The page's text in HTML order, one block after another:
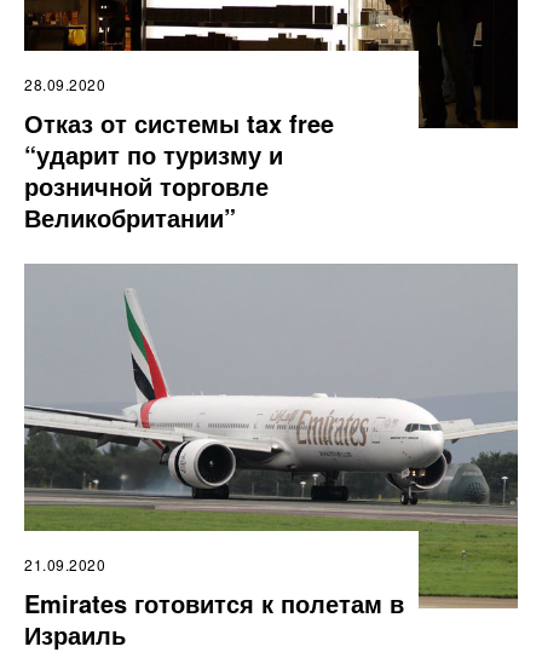
28.09.2020
Отказ от системы tax free
“ударит по туризму и
розничной торговле
Великобритании”
21.09.2020
Emirates готовится к полетам в
Израиль